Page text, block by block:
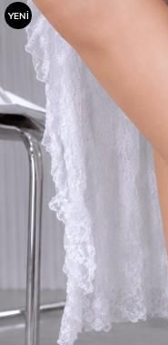
YENI
ÜRÜN